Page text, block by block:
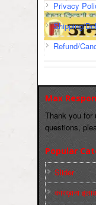
Privacy
Shipping/
Refund/
Max
Thank you for
questions,
Popular
Slider
कारख़ाना